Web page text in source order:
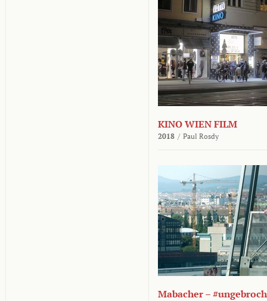
KINO WIEN FILM
2018 / Paul Rosdy
Mabacher –